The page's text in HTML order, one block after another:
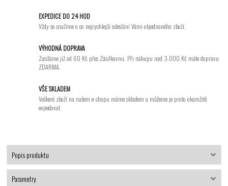
EXPEDICE DO 24 HOD
Vždy se snažíme o co nejrychlejší odeslání Vámi objednaného zboží.
VÝHODNÁ DOPRAVA
Zasíláme již od 60 Kč přes Zásilkovnu. Při nákupu nad 3.000 Kč máte dopravu
ZDARMA.
VŠE SKLADEM
Veškeré zboží na našem e-shopu máme skladem a můžeme je proto okamžitě
expedovat.
Popis produktu
Parametry